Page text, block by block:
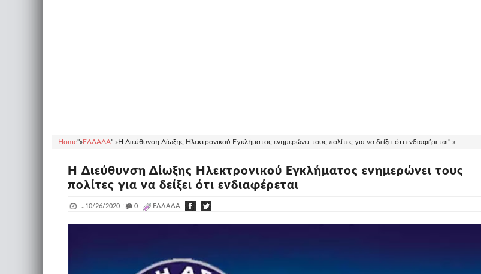
Home"»ΕΛΛΑΔΑ" »H Διεύθυνση Δίωξης Ηλεκτρονικού Εγκλήματος ενημερώνει τους πολίτες για να δείξει ότι ενδιαφέρεται" »
H Διεύθυνση Δίωξης Ηλεκτρονικού Εγκλήματος ενημερώνει τους
πολίτες για να δείξει ότι ενδιαφέρεται
..10/26/2020 _ 0 ΕΛΛΑΔΑ,